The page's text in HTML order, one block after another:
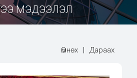
МЭДЭЭЛЭЛ
Өмнөх | Дараах